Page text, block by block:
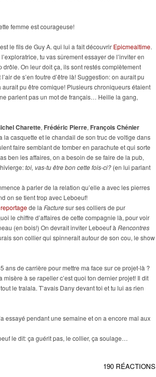
femme est courageuse!
le fils de Guy A. qui lui a fait découvrir Epicmealtime.
tu vas sûrement essayer de l’inviter en
On leur doit ça, ils sont restés complètement
de s’en foutre d’être là! Suggestion: on aurait pu
pu être comique! Plusieurs chroniqueurs étaient
parlent pas un mot de français… Heille la gang,
Charette, Frédéric Pierre, François Chénier
la casquette et le chandail de son truc de voltige dans
faire semblant de tomber en parachute et qui sorte
ben les affaires, on a besoin de se faire de la pub,
toi, vas-tu être bon cette fois-ci? (en lui parlant
à parler de la relation qu’elle a avec les pierres
on se tient trop avec Leboeuf!
reportagede la Facturesur ses colliers de pur
le chiffre d’affaires de cette compagnie là, pour voir
(en bois!) On devrait inviter Leboeuf à Rencontres
son collier qui spinnerait autour de son cou, le show
ans de carrière pour mettre ma face sur ce projet-là ?
à se rapeller c’est quoi ton dernier projet! Il dit
le tralala. T’avais Dany devant toi et tu lui as rien
essayé pendant une semaine et on a encore mal aux
le dit: ça guérit pas, le collier, ça soulage…
190 RÉACTIONS